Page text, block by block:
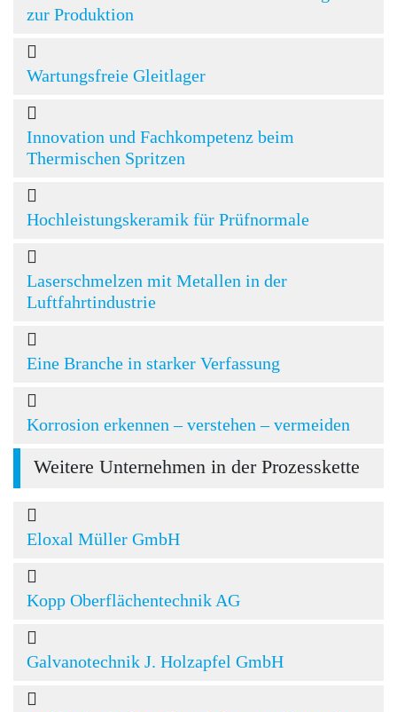
zur Produktion
Wartungsfreie Gleitlager
Innovation und Fachkompetenz beim
Thermischen Spritzen
Hochleistungskeramik für Prüfnormale
Laserschmelzen mit Metallen in der
Luftfahrtindustrie
Eine Branche in starker Verfassung
Korrosion erkennen – verstehen – vermeiden
Weitere Unternehmen in der Prozesskette
Eloxal Müller GmbH
Kopp Oberflächentechnik AG
Galvanotechnik J. Holzapfel GmbH